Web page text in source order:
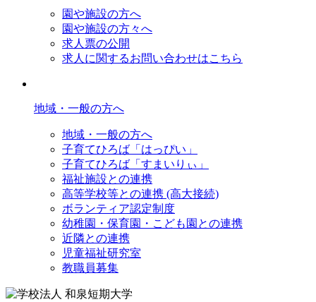
園や施設の方へ
園や施設の方々へ
求人票の公開
求人に関するお問い合わせはこちら
地域・一般の方へ
地域・一般の方へ
子育てひろば「はっぴい」
子育てひろば「すまいりぃ」
福祉施設との連携
高等学校等との連携 (高大接続)
ボランティア認定制度
幼稚園・保育園・こども園との連携
近隣との連携
児童福祉研究室
教職員募集